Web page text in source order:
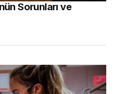
Sorunları ve